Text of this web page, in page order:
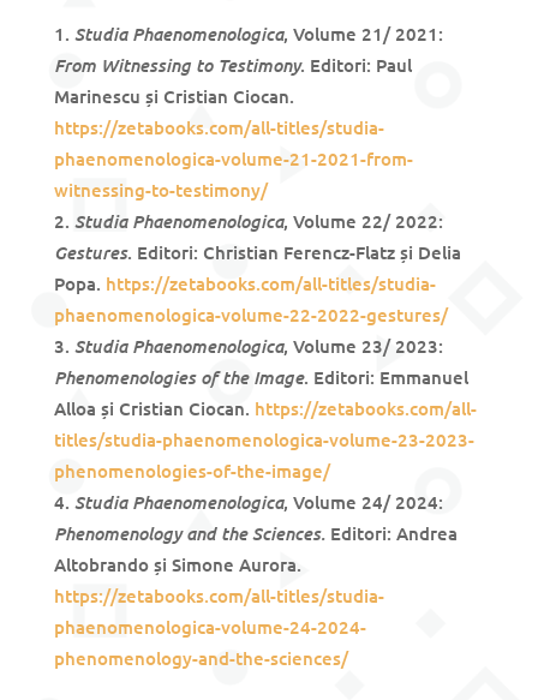
Studia Phaenomenologica, Volume 21/ 2021:
From Witnessing to Testimony. Editori: Paul
Marinescu și Cristian Ciocan.
https://zetabooks.com/all-titles/studia-
phaenomenologica-volume-21-2021-from-
witnessing-to-testimony/
Studia Phaenomenologica, Volume 22/ 2022:
Gestures. Editori: Christian Ferencz-Flatz și Delia
Popa. https://zetabooks.com/all-titles/studia-
phaenomenologica-volume-22-2022-gestures/
Studia Phaenomenologica, Volume 23/ 2023:
Phenomenologies of the Image. Editori: Emmanuel
Alloa și Cristian Ciocan. https://zetabooks.com/all-
titles/studia-phaenomenologica-volume-23-2023-
phenomenologies-of-the-image/
Studia Phaenomenologica, Volume 24/ 2024:
Phenomenology and the Sciences.Editori: Andrea
Altobrando și Simone Aurora.
https://zetabooks.com/all-titles/studia-
phaenomenologica-volume-24-2024-
phenomenology-and-the-sciences/